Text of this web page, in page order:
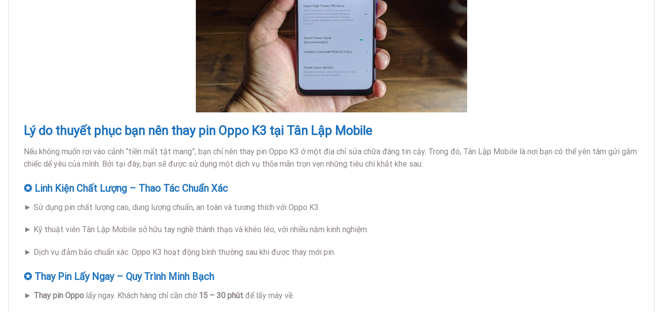
Lý do thuyết phục bạn nên thay pin Oppo K3 tại Tân Lập Mobile
Nếu không muốn rơi vào cảnh “tiền mất tật mang”, bạn chỉ nên thay pin Oppo K3 ở một địa chỉ sửa chữa đáng tin cậy. Trong đó, Tân Lập Mobile là nơi bạn có thể yên tâm gửi gắm
chiếc dế yêu của mình. Bởi tại đây, bạn sẽ được sử dụng một dịch vụ thỏa mãn trọn vẹn những tiêu chí khắt khe sau:
✪ Linh Kiện Chất Lượng – Thao Tác Chuẩn Xác
► Sử dụng pin chất lượng cao, dung lượng chuẩn, an toàn và tương thích với Oppo K3.
► Kỹ thuật viên Tân Lập Mobile sở hữu tay nghề thành thạo và khéo léo, với nhiều năm kinh nghiệm.
► Dịch vụ đảm bảo chuẩn xác. Oppo K3 hoạt động bình thường sau khi được thay mới pin.
✪ Thay Pin Lấy Ngay – Quy Trình Minh Bạch
► Thay pin Oppo lấy ngay. Khách hàng chỉ cần chờ 15 – 30 phút để lấy máy về.